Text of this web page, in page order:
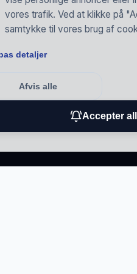
vores trafik. Ved at klikke på
samtykke til vores brug af
detaljer
Afvis alle
Accepter